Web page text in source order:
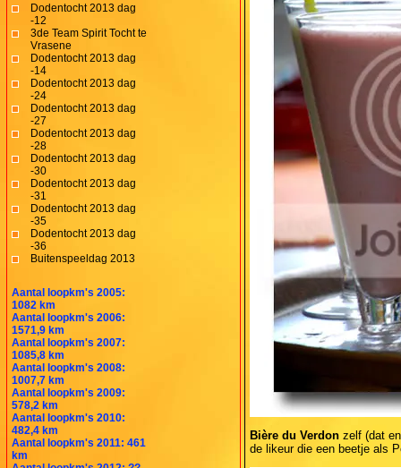
Dodentocht 2013 dag
-12
3de Team Spirit Tocht te
Vrasene
Dodentocht 2013 dag
-14
Dodentocht 2013 dag
-24
Dodentocht 2013 dag
-27
Dodentocht 2013 dag
-28
Dodentocht 2013 dag
-30
Dodentocht 2013 dag
-31
Dodentocht 2013 dag
-35
Dodentocht 2013 dag
-36
Buitenspeeldag 2013
Aantal loopkm's 2005:
1082 km
Aantal loopkm's 2006:
1571,9 km
Aantal loopkm's 2007:
1085,8 km
Aantal loopkm's 2008:
1007,7 km
Aantal loopkm's 2009:
578,2 km
Aantal loopkm's 2010:
482,4 km
Aantal loopkm's 2011: 461
km
Bière du Verdon zelf (dat
de likeur die een beetje als